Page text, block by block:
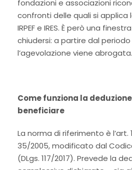
fondazioni e associazioni
confronti delle quali si applica
IRPEF e IRES. È però una
chiudersi: a partire dal periodo
l’agevolazione viene abrogata.
Come funziona la
beneficiare
La norma di riferimento è l’art.
35/2005, modificato dal
(DLgs. 117/2017). Prevede la